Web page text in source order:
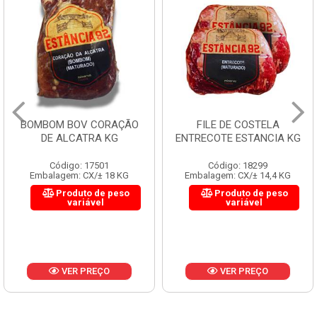
BOMBOM BOV CORAÇÃO
DE ALCATRA KG
Código: 17501
Embalagem: CX/± 18 KG
Produto de peso
variável
VER PREÇO
FILE DE COSTELA
ENTRECOTE ESTANCIA KG
Código: 18299
Embalagem: CX/± 14,4 KG
Produto de peso
variável
VER PREÇO